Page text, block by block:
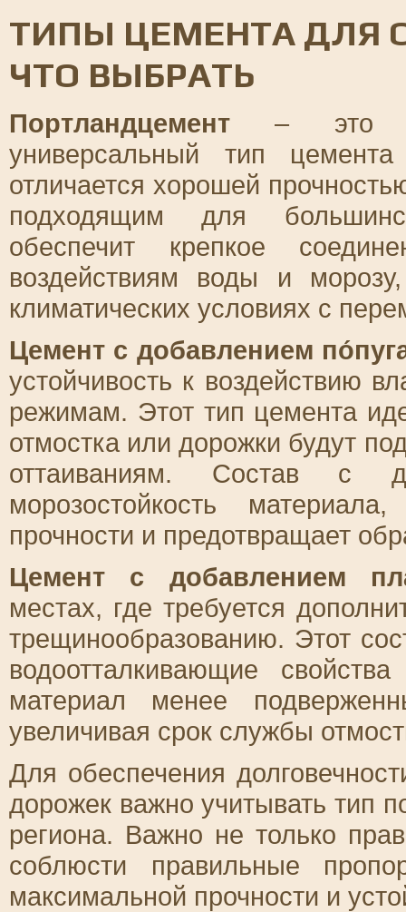
ТИПЫ ЦЕМЕНТА ДЛЯ
ЧТО ВЫБРАТЬ
Портландцемент – это
универсальный тип
отличается хорошей
подходящим для
обеспечит крепкое
воздействиям воды и
климатических условиях с
Цемент с добавлением
устойчивость к воздействию
режимам. Этот тип цемента
отмостка или дорожки будут
оттаиваниям. Состав с
морозостойкость
прочности и предотвращает
Цемент с добавлением
местах, где требуется
трещинообразованию. Этот
водоотталкивающие
материал менее
увеличивая срок службы
Для обеспечения
дорожек важно учитывать тип
региона. Важно не только
соблюсти правильные
максимальной прочности и